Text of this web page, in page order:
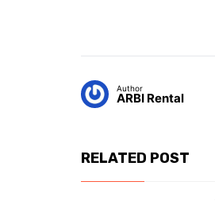
Author
ARBI Rental
RELATED POST